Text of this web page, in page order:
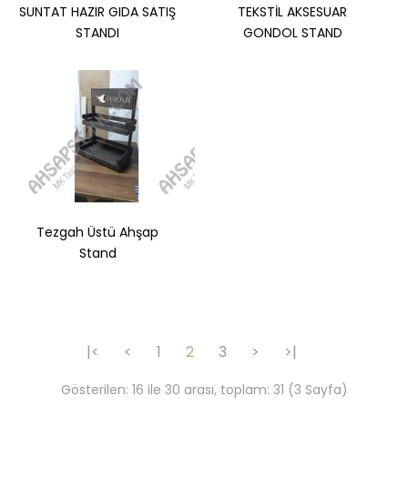
LASENTE GEÇME STAND
8 MM MDF LAMRENK SEÇENEĞİ VARDIRMİN.20 ADET
SUNTAT HAZIR GIDA SATIŞ
STANDI
TEKSTİL AKSESUAR
GONDOL STAND
Tezgah Üstü Ahşap
Stand
|< < 1 2 3 > >|
Gösterilen: 16 ile 30 arası, toplam: 31 (3 Sayfa)